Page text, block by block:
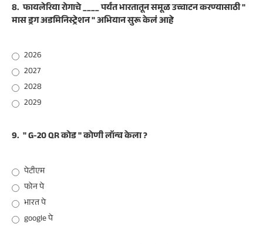
8. फायलेरिया रोगाचे ____ पर्यंत भारतातून समूळ उच्चाटन करण्यासाठी "
मास ड्रग अडमिनिस्ट्रेशन " अभियान सुरू केलं आहे
2026
2027
2028
2029
9. " G-20 QR कोड " कोणी लॉन्च केला ?
पेटीएम
फोन पे
भारत पे
google पे